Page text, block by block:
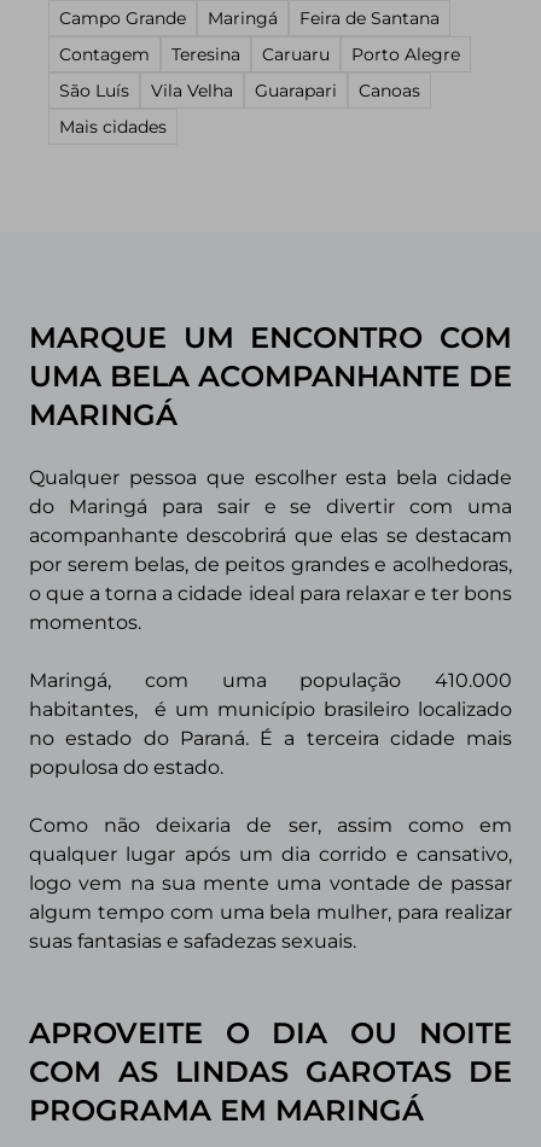
Campo Grande
Maringá
Feira de Santana
Contagem
Teresina Caruaru
Porto Alegre
São Luís
Vila Velha Guarapari
Canoas
Mais cidades
MARQUE UM ENCONTRO COM
UMA BELA ACOMPANHANTE DE
MARINGÁ
Qualquer pessoa que escolher esta bela cidade
do Maringá para sair e se divertir com uma
acompanhante descobrirá que elas se destacam
por serem belas, de peitos grandes e acolhedoras,
o que a torna a cidade ideal para relaxar e ter bons
momentos.
Maringá, com uma população 410.000
habitantes, é um município brasileiro localizado
no estado do Paraná. É a terceira cidade mais
populosa do estado.
Como não deixaria de ser, assim como em
qualquer lugar após um dia corrido e cansativo,
logo vem na sua mente uma vontade de passar
algum tempo com uma bela mulher, para realizar
suas fantasias e safadezas sexuais.
APROVEITE O DIA OU NOITE
COM AS LINDAS GAROTAS DE
PROGRAMA EM MARINGÁ